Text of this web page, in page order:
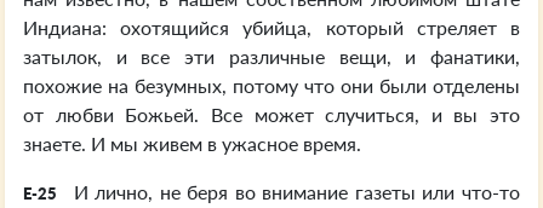
Индиана: охотящийся убийца, который стреляет в
затылок, и все эти различные вещи, и фанатики,
похожие на безумных, потому что они были отделены
от любви Божьей. Все может случиться, и вы это
знаете. И мы живем в ужасное время.
E-25
И лично, не беря во внимание газеты или что-то